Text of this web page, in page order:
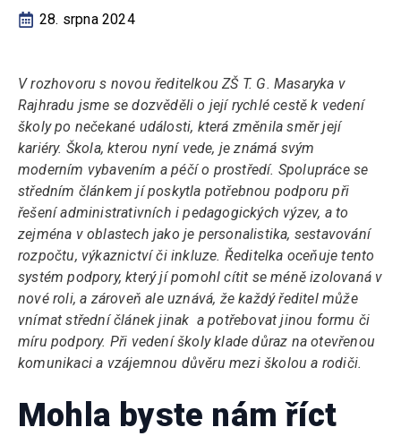
28. srpna 2024
V rozhovoru s novou ředitelkou ZŠ T. G. Masaryka v
Rajhradu jsme se dozvěděli o její rychlé cestě k vedení
školy po nečekané události, která změnila směr její
kariéry. Škola, kterou nyní vede, je známá svým
moderním vybavením a péčí o prostředí. Spolupráce se
středním článkem jí poskytla potřebnou podporu při
řešení administrativních i pedagogických výzev, a to
zejména v oblastech jako je personalistika, sestavování
rozpočtu, výkaznictví či inkluze. Ředitelka oceňuje tento
systém podpory, který jí pomohl cítit se méně izolovaná v
nové roli, a zároveň ale uznává, že každý ředitel může
vnímat střední článek jinak a potřebovat jinou formu či
míru podpory. Při vedení školy klade důraz na otevřenou
komunikaci a vzájemnou důvěru mezi školou a rodiči.
Mohla byste nám říct